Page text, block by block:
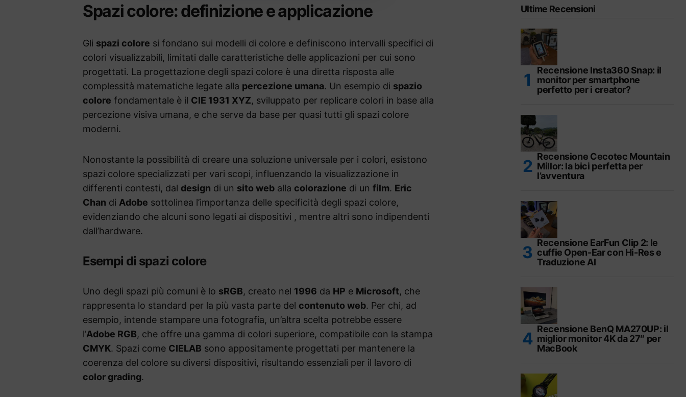
Spazi colore: definizione e applicazione
Gli spazi colore si fondano sui modelli di colore e definiscono intervalli specifici di
colori visualizzabili, limitati dalle caratteristiche delle applicazioni per cui sono
progettati. La progettazione degli spazi colore è una diretta risposta alle
complessità matematiche legate alla percezione umana. Un esempio di spazio
colore fondamentale è il CIE 1931 XYZ, sviluppato per replicare colori in base alla
percezione visiva umana, e che serve da base per quasi tutti gli spazi colore
moderni.
Nonostante la possibilità di creare una soluzione universale per i colori, esistono
spazi colore specializzati per vari scopi, influenzando la visualizzazione in
differenti contesti, dal design di un sito web alla colorazione di un film. Eric
Chan di Adobe sottolinea l’importanza delle specificità degli spazi colore,
evidenziando che alcuni sono legati ai dispositivi , mentre altri sono indipendenti
dall’hardware.
Esempi di spazi colore
Uno degli spazi più comuni è lo sRGB, creato nel 1996 da HP e Microsoft, che
rappresenta lo standard per la più vasta parte del contenuto web. Per chi, ad
esempio, intende stampare una fotografia, un’altra scelta potrebbe essere
l’Adobe RGB, che offre una gamma di colori superiore, compatibile con la stampa
CMYK. Spazi come CIELAB sono appositamente progettati per mantenere la
coerenza del colore su diversi dispositivi, risultando essenziali per il lavoro di
color grading.
Ultime Recensioni
Recensione Insta360 Snap: il
monitor per smartphone
perfetto per i creator?
Recensione Cecotec Mountain
Millor: la bici perfetta per
l’avventura
Recensione EarFun Clip 2: le
cuffie Open-Ear con Hi-Res e
Traduzione AI
Recensione BenQ MA270UP: il
miglior monitor 4K da 27″ per
MacBook